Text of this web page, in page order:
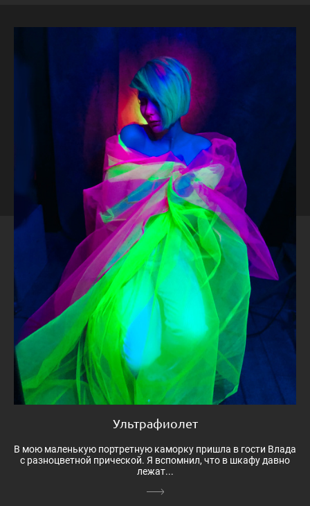
Ультрафиолет
В мою маленькую портретную каморку пришла в гости Влада
с разноцветной прической. Я вспомнил, что в шкафу давно
лежат...